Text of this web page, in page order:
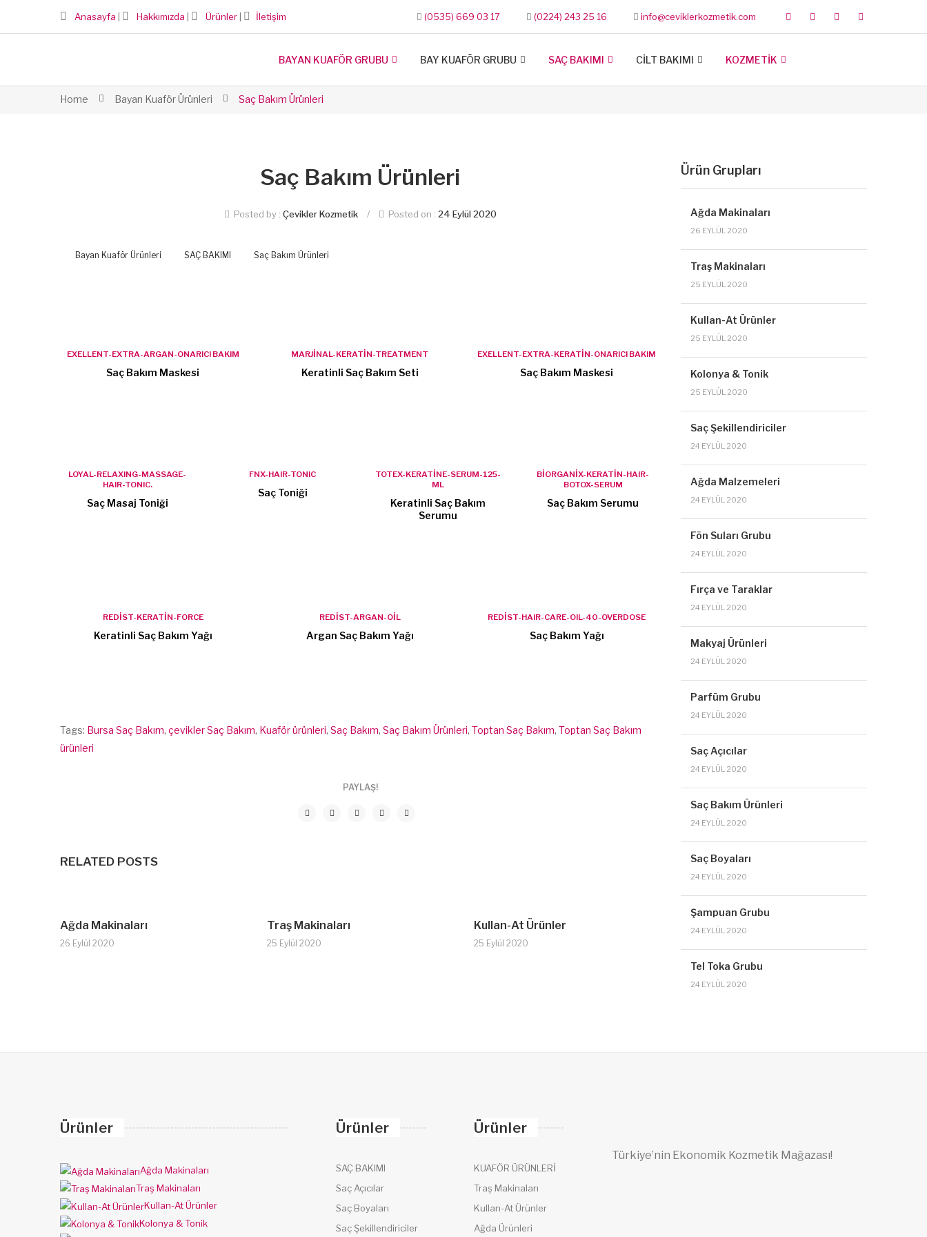
Anasayfa Hakkımızda Ürünler İletişim (0535) 669 03 17 (0224) 243 25 16 info@ceviklerkozmetik.com
BAYAN KUAFÖR GRUBU BAY KUAFÖR GRUBU SAÇ BAKIMI CİLT BAKIMI KOZMETİK
Home Bayan Kuaför Ürünleri Saç Bakım Ürünleri
Saç Bakım Ürünleri
Posted by : Çevikler Kozmetik / Posted on : 24 Eylül 2020
Bayan Kuaför Ürünleri SAÇ BAKIMI Saç Bakım Ürünleri
EXELLENT-EXTRA-ARGAN-ONARICI BAKIM
Saç Bakım Maskesi
MARJİNAL-KERATİN-TREATMENT
Keratinli Saç Bakım Seti
EXELLENT-EXTRA-KERATİN-ONARICI BAKIM
Saç Bakım Maskesi
LOYAL-RELAXING-MASSAGE-
HAIR-TONIC.
Saç Masaj Toniği
FNX-HAIR-TONIC
Saç Toniği
TOTEX-KERATİNE-SERUM-125-
ML
Keratinli Saç Bakım
Serumu
BİORGANİX-KERATİN-HAIR-
BOTOX-SERUM
Saç Bakım Serumu
REDİST-KERATİN-FORCE
Keratinli Saç Bakım Yağı
REDİST-ARGAN-OİL
Argan Saç Bakım Yağı
REDİST-HAIR-CARE-OIL-40-OVERDOSE
Saç Bakım Yağı
Tags: Bursa Saç Bakım, çevikler Saç Bakım, Kuaför ürünleri, Saç Bakım, Saç Bakım Ürünleri, Toptan Saç Bakım, Toptan Saç Bakım
ürünleri
PAYLAŞ!
RELATED POSTS
Ağda Makinaları
26 Eylül 2020
Traş Makinaları
25 Eylül 2020
Kullan-At Ürünler
25 Eylül 2020
Ürün Grupları
Ağda Makinaları
26 EYLÜL 2020
Traş Makinaları
25 EYLÜL 2020
Kullan-At Ürünler
25 EYLÜL 2020
Kolonya & Tonik
25 EYLÜL 2020
Saç Şekillendiriciler
24 EYLÜL 2020
Ağda Malzemeleri
24 EYLÜL 2020
Fön Suları Grubu
24 EYLÜL 2020
Fırça ve Taraklar
24 EYLÜL 2020
Makyaj Ürünleri
24 EYLÜL 2020
Parfüm Grubu
24 EYLÜL 2020
Saç Açıcılar
24 EYLÜL 2020
Saç Bakım Ürünleri
24 EYLÜL 2020
Saç Boyaları
24 EYLÜL 2020
Şampuan Grubu
24 EYLÜL 2020
Tel Toka Grubu
24 EYLÜL 2020
Ürünler
Ağda Makinaları
Traş Makinaları
Kullan-At Ürünler
Kolonya & Tonik
Ürünler
SAÇ BAKIMI
Saç Açıcılar
Saç Boyaları
Saç Şekillendiriciler
Ürünler
KUAFÖR ÜRÜNLERİ
Traş Makinaları
Kullan-At Ürünler
Ağda Ürünleri
Türkiye’nin Ekonomik Kozmetik Mağazası!